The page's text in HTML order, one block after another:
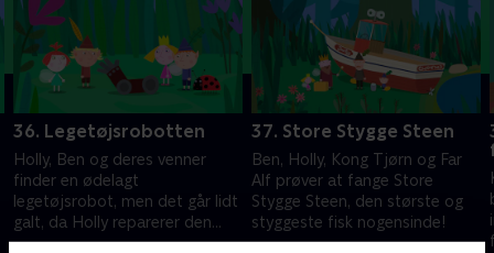
36. Legetøjsrobotten
Holly, Ben og deres venner
finder en ødelagt
legetøjsrobot, men det går lidt
galt, da Holly reparerer den
med magi.
37. Store Stygge Steen
Ben, Holly, Kong Tjørn og Far
Alf prøver at fange Store
Stygge Steen, den største og
styggeste fisk nogensinde!